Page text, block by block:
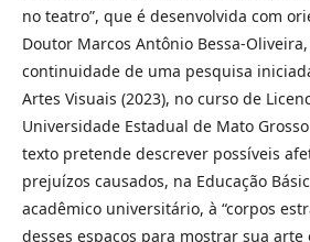
no teatro”, que é desenvolvida com
Doutor Marcos Antônio Bessa-
continuidade de uma pesquisa
Artes Visuais (2023), no curso de
Universidade Estadual de Mato Grosso
texto pretende descrever possíveis
prejuízos causados, na Educação
acadêmico universitário, à “corpos
desses espaços para mostrar sua arte